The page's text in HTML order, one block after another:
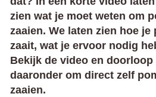
zien wat je moet weten om
zaaien. We laten zien hoe je
zaait, wat je ervoor nodig
Bekijk de video en doorloop
daaronder om direct zelf
zaaien.